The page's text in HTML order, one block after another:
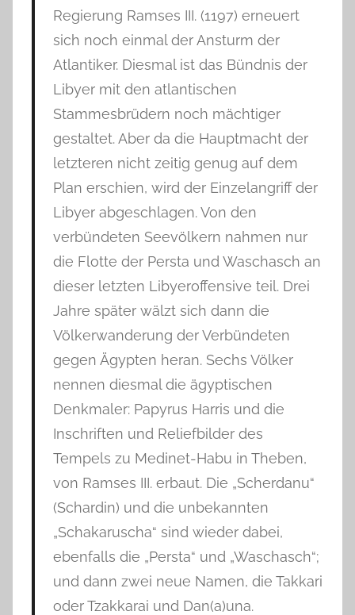
Regierung Ramses III. (1197) erneuert
sich noch einmal der Ansturm der
Atlantiker. Diesmal ist das Bündnis der
Libyer mit den atlantischen
Stammesbrüdern noch mächtiger
gestaltet. Aber da die Hauptmacht der
letzteren nicht zeitig genug auf dem
Plan erschien, wird der Einzelangriff der
Libyer abgeschlagen. Von den
verbündeten Seevölkern nahmen nur
die Flotte der Persta und Waschasch an
dieser letzten Libyeroffensive teil. Drei
Jahre später wälzt sich dann die
Völkerwanderung der Verbündeten
gegen Ägypten heran. Sechs Völker
nennen diesmal die ägyptischen
Denkmaler: Papyrus Harris und die
Inschriften und Reliefbilder des
Tempels zu Medinet-Habu in Theben,
von Ramses III. erbaut. Die „Scherdanu“
(Schardin) und die unbekannten
„Schakaruscha“ sind wieder dabei,
ebenfalls die „Persta“ und „Waschasch“;
und dann zwei neue Namen, die Takkari
oder Tzakkarai und Dan(a)una.